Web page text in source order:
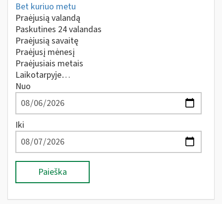
Bet kuriuo metu
Praėjusią valandą
Paskutines 24 valandas
Praėjusią savaitę
Praėjusį mėnesį
Praėjusiais metais
Laikotarpyje…
Nuo
Iki
Paieška